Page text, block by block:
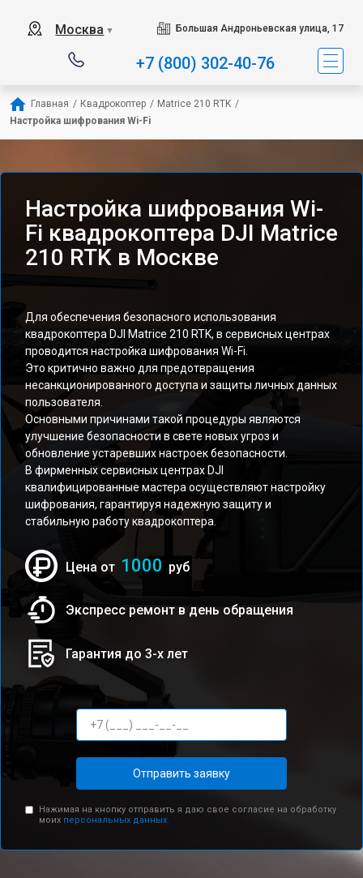
Москва ▼ Большая Андроньевская улица, 17
+7 (800) 302-40-76
Главная / Квадрокоптер / Matrice 210 RTK /
Настройка шифрования Wi-Fi
Настройка шифрования Wi-
Fi квадрокоптера DJI Matrice
210 RTK в Москве
Для обеспечения безопасного использования
квадрокоптера DJI Matrice 210 RTK, в сервисных центрах
проводится настройка шифрования Wi-Fi.
Это критично важно для предотвращения
несанкционированного доступа и защиты личных данных
пользователя.
Основными причинами такой процедуры являются
улучшение безопасности в свете новых угроз и
обновление устаревших настроек безопасности.
В фирменных сервисных центрах DJI
квалифицированные мастера осуществляют настройку
шифрования, гарантируя надежную защиту и
стабильную работу квадрокоптера.
Цена от 1000 руб
Экспресс ремонт в день обращения
Гарантия до 3-х лет
Отправить заявку
Нажимая на кнопку отправить я даю свое согласие на обработку
моих персональных данных.